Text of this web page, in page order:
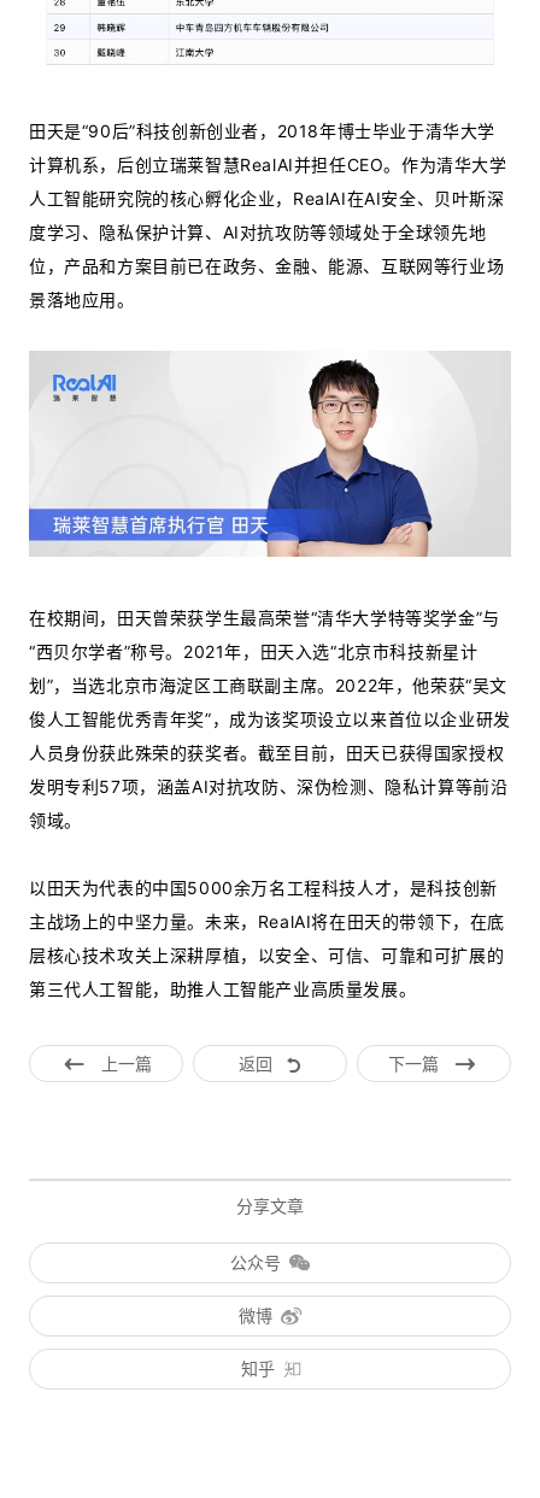
田天是“90后”科技创新创业者，2018年博士毕业于清华大学
计算机系，后创立瑞莱智慧RealAI并担任CEO。作为清华大学
人工智能研究院的核心孵化企业，RealAI在AI安全、贝叶斯深
度学习、隐私保护计算、AI对抗攻防等领域处于全球领先地
位，产品和方案目前已在政务、金融、能源、互联网等行业场
景落地应用。
在校期间，田天曾荣获学生最高荣誉“清华大学特等奖学金”与
“西贝尔学者”称号。2021年，田天入选“北京市科技新星计
划”，当选北京市海淀区工商联副主席。2022年，他荣获“吴文
俊人工智能优秀青年奖”，成为该奖项设立以来首位以企业研发
人员身份获此殊荣的获奖者。截至目前，田天已获得国家授权
发明专利57项，涵盖AI对抗攻防、深伪检测、隐私计算等前沿
领域。
以田天为代表的中国5000余万名工程科技人才，是科技创新
主战场上的中坚力量。未来，RealAI将在田天的带领下，在底
层核心技术攻关上深耕厚植，以安全、可信、可靠和可扩展的
第三代人工智能，助推人工智能产业高质量发展。
上一篇 返回 下一篇
分享文章
公众号
微博
知乎